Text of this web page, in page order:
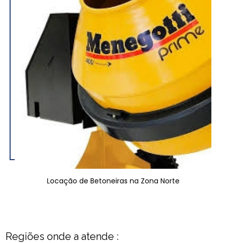
Locação de Betoneiras na Zona Norte
Regiões onde a atende :